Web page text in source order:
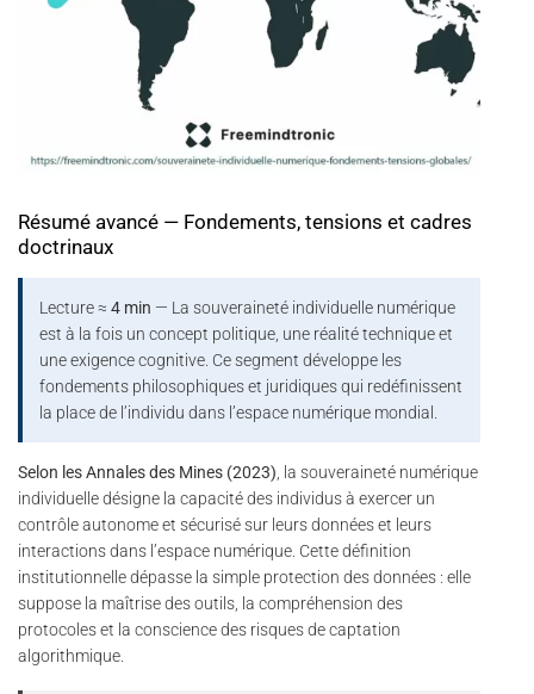
Résumé avancé — Fondements, tensions et cadres
doctrinaux
Lecture ≈4 min — La souveraineté individuelle numérique
est à la fois un concept politique, une réalité technique et
une exigence cognitive. Ce segment développe les
fondements philosophiques et juridiques qui redéfinissent
la place de l’individu dans l’espace numérique mondial.
Selon les Annales des Mines (2023) , la souveraineté numérique
individuelle désigne la capacité des individus à exercer un
contrôle autonome et sécurisé sur leurs données et leurs
interactions dans l’espace numérique. Cette définition
institutionnelle dépasse la simple protection des données : elle
suppose la maîtrise des outils, la compréhension des
protocoles et la conscience des risques de captation
algorithmique.